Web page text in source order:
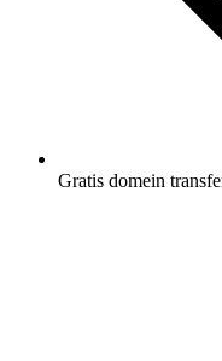
Gratis domein